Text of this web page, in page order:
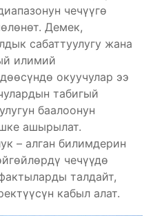
чечүүгө
Демек,
сабаттуулугу жана
илимий
окуучулар ээ
табигый
баалоонун
ашырылат.
– алган билимдерин
чечүүдө
талдайт,
кабыл алат.